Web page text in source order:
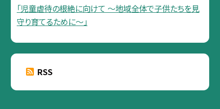
「児童虐待の根絶に向けて 〜地域全体で子供たちを見
守り育てるために〜」
RSS